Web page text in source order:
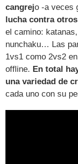
cangrejo -a veces
lucha contra
el camino:
nunchaku… Las
1vs1 como 2vs2
offline. En total
una variedad de
cada uno con su